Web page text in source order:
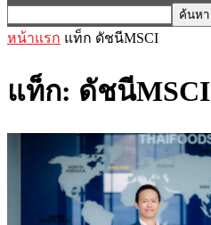
หน้าแรก แท็ก ดัชนีMSCI
แท็ก: ดัชนีMSCI